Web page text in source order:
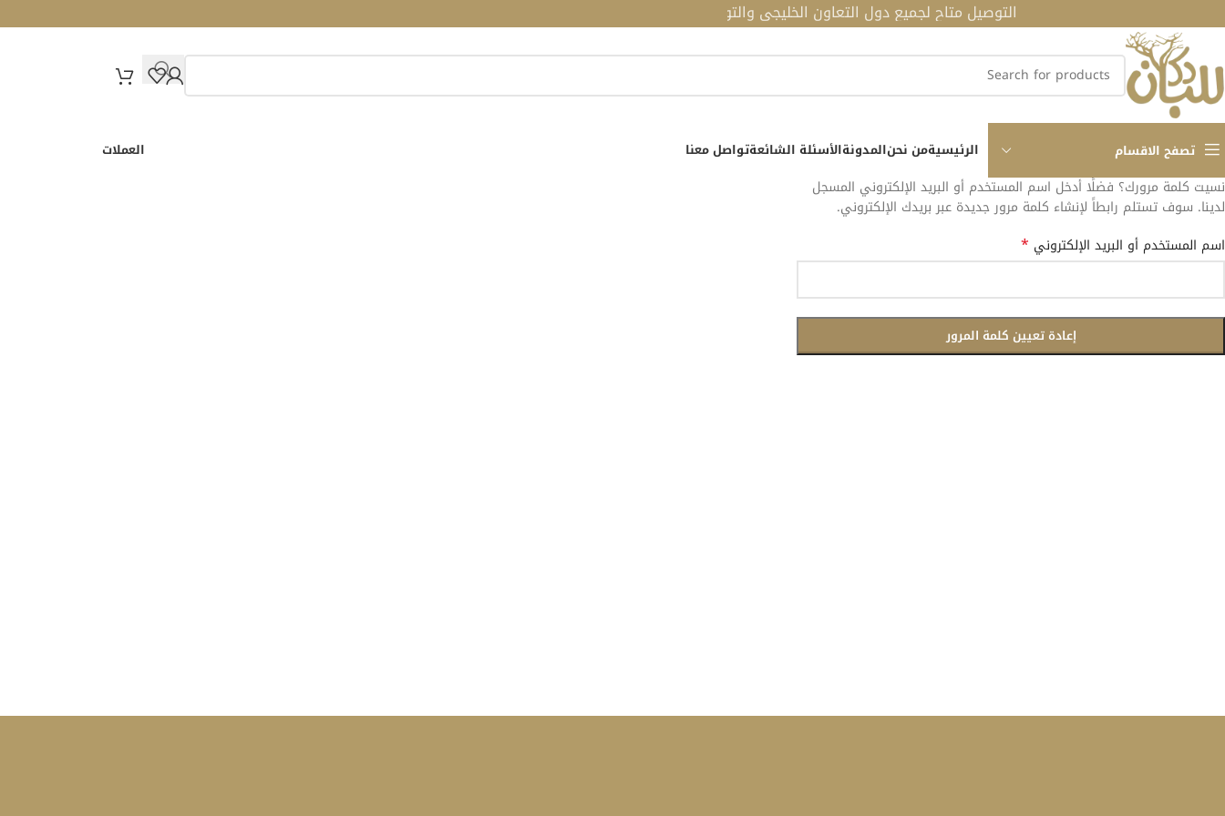
التوصيل متاح لجميع دول التعاون الخليجي والتوصيل مجاني للطلبات فوق 190 ريال
تصفح الاقسام الرئيسيةمن نحنالمدونةالأسئلة الشائعةتواصل معنا العملات
نسيت كلمة مرورك؟ فضلًا أدخل اسم المستخدم أو البريد الإلكتروني المسجل
لدينا. سوف تستلم رابطاً لإنشاء كلمة مرور جديدة عبر بريدك الإلكتروني.
اسم المستخدم أو البريد الإلكتروني *
إعادة تعيين كلمة المرور